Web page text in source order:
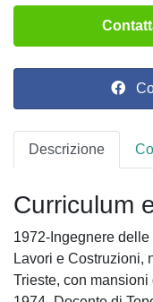
Descrizione
Curriculum
1972-Ingegnere
Lavori e Costruzioni,
Trieste, con